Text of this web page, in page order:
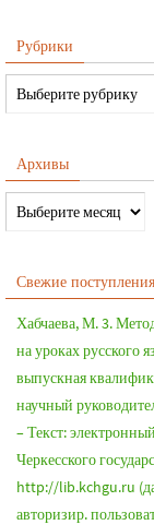
Рубрики
Архивы
Свежие поступления
Хабчаева, М. 3.
на уроках русского
выпускная
научный
– Текст:
Черкесского
http://lib.kchgu.ru
авторизир.